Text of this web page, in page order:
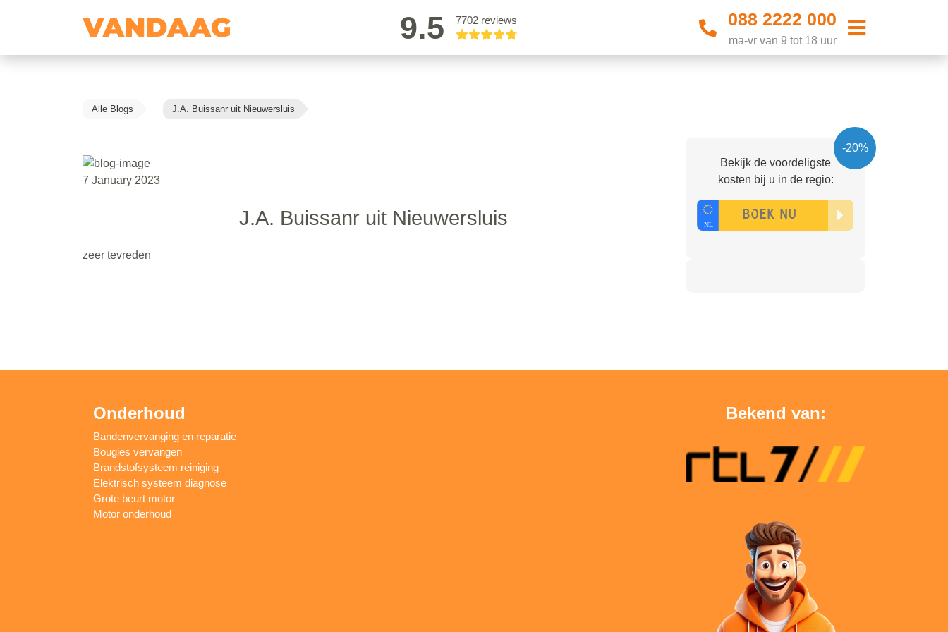
9.5 7702 reviews 088 2222 000
ma-vr van 9 tot 18 uur
Alle Blogs J.A. Buissanr uit Nieuwersluis
7 January 2023
J.A. Buissanr uit Nieuwersluis
zeer tevreden
-20%
Bekijk de voordeligste
kosten bij u in de regio:
Onderhoud
Bandenvervanging en reparatie
Bougies vervangen
Brandstofsysteem reiniging
Elektrisch systeem diagnose
Grote beurt motor
Motor onderhoud
Bekend van: